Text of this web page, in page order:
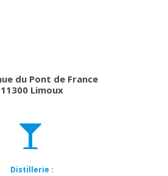
du Pont de France
11300 Limoux
Distillerie :